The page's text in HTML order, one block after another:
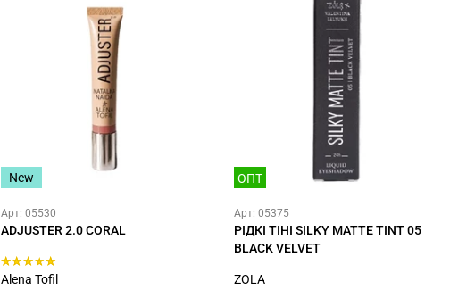
New
Арт: 05530
ADJUSTER 2.0 CORAL
Alena Tofil
ОПТ
Арт: 05375
РІДКІ ТІНІ SILKY MATTE TINT 05
BLACK VELVET
ZOLA